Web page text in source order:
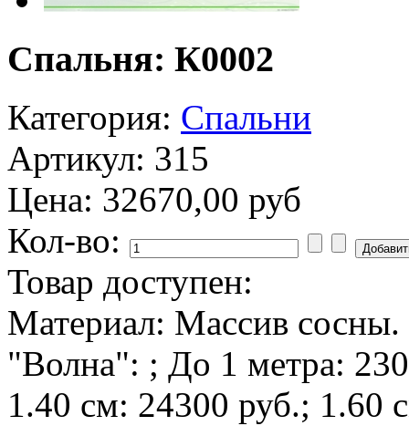
Спальня: К0002
Категория: Спальни
Артикул: 315
Цена: 32670,00 руб
Кол-во:
Товар доступен:
Материал: Массив сосны.
"Волна": ; До 1 метра:
1.40 см: 24300 руб.; 1.60